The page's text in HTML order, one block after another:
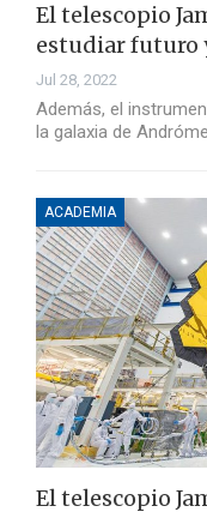
El telescopio
estudiar futuro
Jul 28, 2022
Además, el
la galaxia de
ACADEMIA
El telescopio